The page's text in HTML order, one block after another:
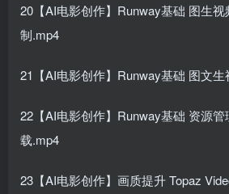
20【AI电影创作】Runway基础 图生
制.mp4
21【AI电影创作】Runway基础 图文生
22【AI电影创作】Runway基础 资源
载.mp4
23【AI电影创作】画质提升 Topaz